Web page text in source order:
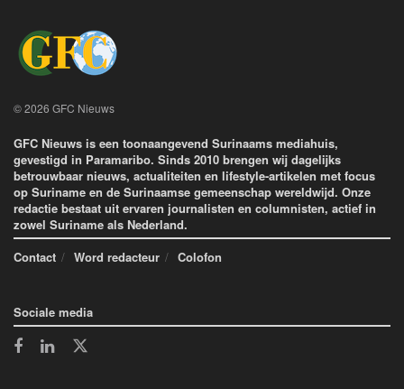
© 2026 GFC Nieuws
GFC Nieuws is een toonaangevend Surinaams mediahuis,
gevestigd in Paramaribo. Sinds 2010 brengen wij dagelijks
betrouwbaar nieuws, actualiteiten en lifestyle-artikelen met focus
op Suriname en de Surinaamse gemeenschap wereldwijd. Onze
redactie bestaat uit ervaren journalisten en columnisten, actief in
zowel Suriname als Nederland.
Contact
Word redacteur Colofon
Sociale media